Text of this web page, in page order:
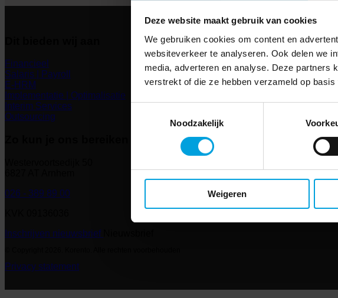
Deze website maakt gebruik van cookies
We gebruiken cookies om content en
websiteverkeer te analyseren. Ook delen we
media, adverteren en analyse. Deze partners
verstrekt of die ze hebben verzameld op
Noodzakelijk
Weigeren
Financieel
Salaris | Payroll
E-HRM
Implementatie | Optimalisatie
Interim Services
Outsourcing
026 - 389 89 00
Inschrijven nieuwsbrief
Privacy statement